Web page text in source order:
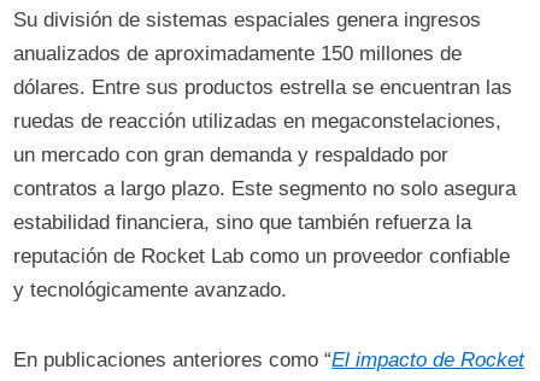
Su división de sistemas espaciales genera ingresos
anualizados de aproximadamente 150 millones de
dólares. Entre sus productos estrella se encuentran las
ruedas de reacción utilizadas en megaconstelaciones,
un mercado con gran demanda y respaldado por
contratos a largo plazo. Este segmento no solo asegura
estabilidad financiera, sino que también refuerza la
reputación de Rocket Lab como un proveedor confiable
y tecnológicamente avanzado.
En publicaciones anteriores como “El impacto de Rocket